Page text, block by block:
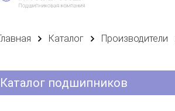
Каталог Производители
Каталог подшипников